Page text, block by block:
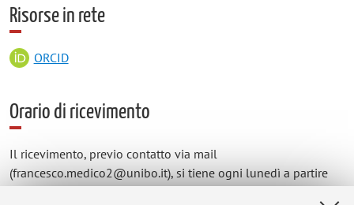
Risorse in rete
ORCID
Orario di ricevimento
Il ricevimento, previo contatto via mail
(francesco.medico2@unibo.it), si tiene ogni lunedì a partire
dalle ore 15 presso la sede di Viale Filopanti, n. 9 a Bologna